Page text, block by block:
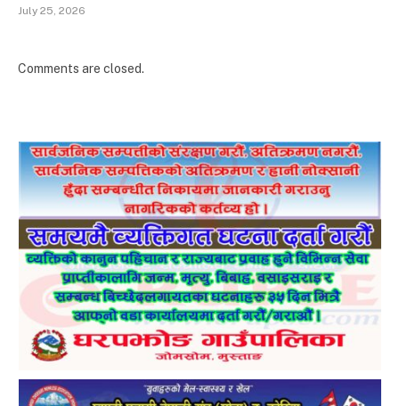
July 25, 2026
Comments are closed.